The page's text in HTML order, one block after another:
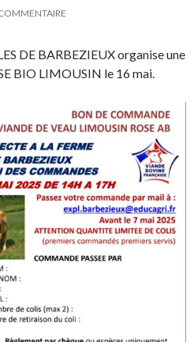
DE BARBEZIEUX organise une
BIO LIMOUSIN le 16 mai.